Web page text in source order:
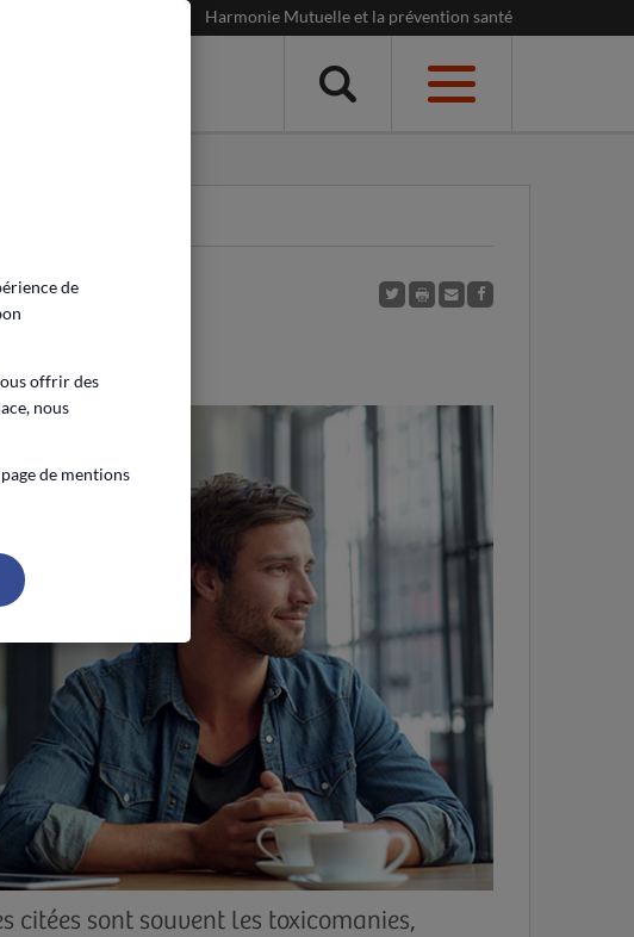
Harmonie Mutuelle et la prévention santé
Menu
citées sont souvent les toxicomanies,
de
offrir des
nous
de mentions